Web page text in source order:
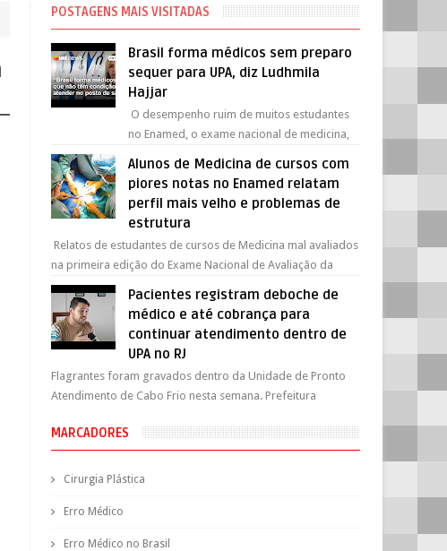
POSTAGENS MAIS VISITADAS
Brasil forma médicos sem preparo
sequer para UPA, diz Ludhmila
Hajjar
O desempenho ruim de muitos estudantes
no Enamed, o exame nacional de medicina,
Alunos de Medicina de cursos com
piores notas no Enamed relatam
perfil mais velho e problemas de
estrutura
Relatos de estudantes de cursos de Medicina mal avaliados
na primeira edição do Exame Nacional de Avaliação da
Formação Médica (Enamed) apo...
Pacientes registram deboche de
médico e até cobrança para
continuar atendimento dentro de
UPA no RJ
Flagrantes foram gravados dentro da Unidade de Pronto
Atendimento de Cabo Frio nesta semana. Prefeitura
MARCADORES
Cirurgia Plástica
Erro Médico
Erro Médico no Brasil